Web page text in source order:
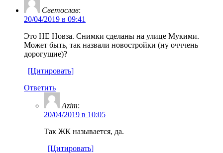
Светослав:
20/04/2019 в 09:41
Это НЕ Новза. Снимки сделаны на улице Мукими.
Может быть, так назвали новостройки (ну очччень
дорогущие)?
[Цитировать]
Ответить
Azim:
20/04/2019 в 10:05
Так ЖК называется, да.
[Цитировать]